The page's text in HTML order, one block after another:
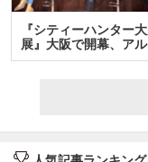
『シティーハンター
展』大阪で開幕、ア
＆…